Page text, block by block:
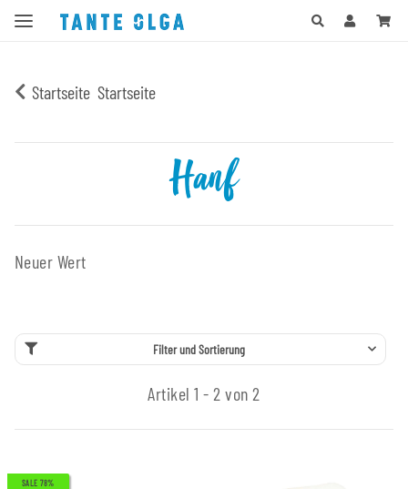
Startseite Startseite
Hanf
Neuer Wert
Filter und Sortierung
Artikel 1 - 2 von 2
SALE 78%